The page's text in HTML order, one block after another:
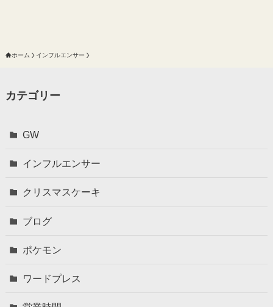
ホーム インフルエンサー
カテゴリー
GW
インフルエンサー
クリスマスケーキ
ブログ
ポケモン
ワードプレス